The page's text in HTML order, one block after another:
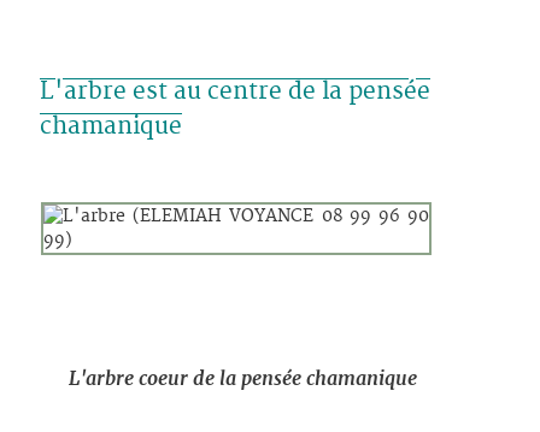
L'arbre est au centre de la pensée
chamanique
L'arbre coeur de la pensée chamanique